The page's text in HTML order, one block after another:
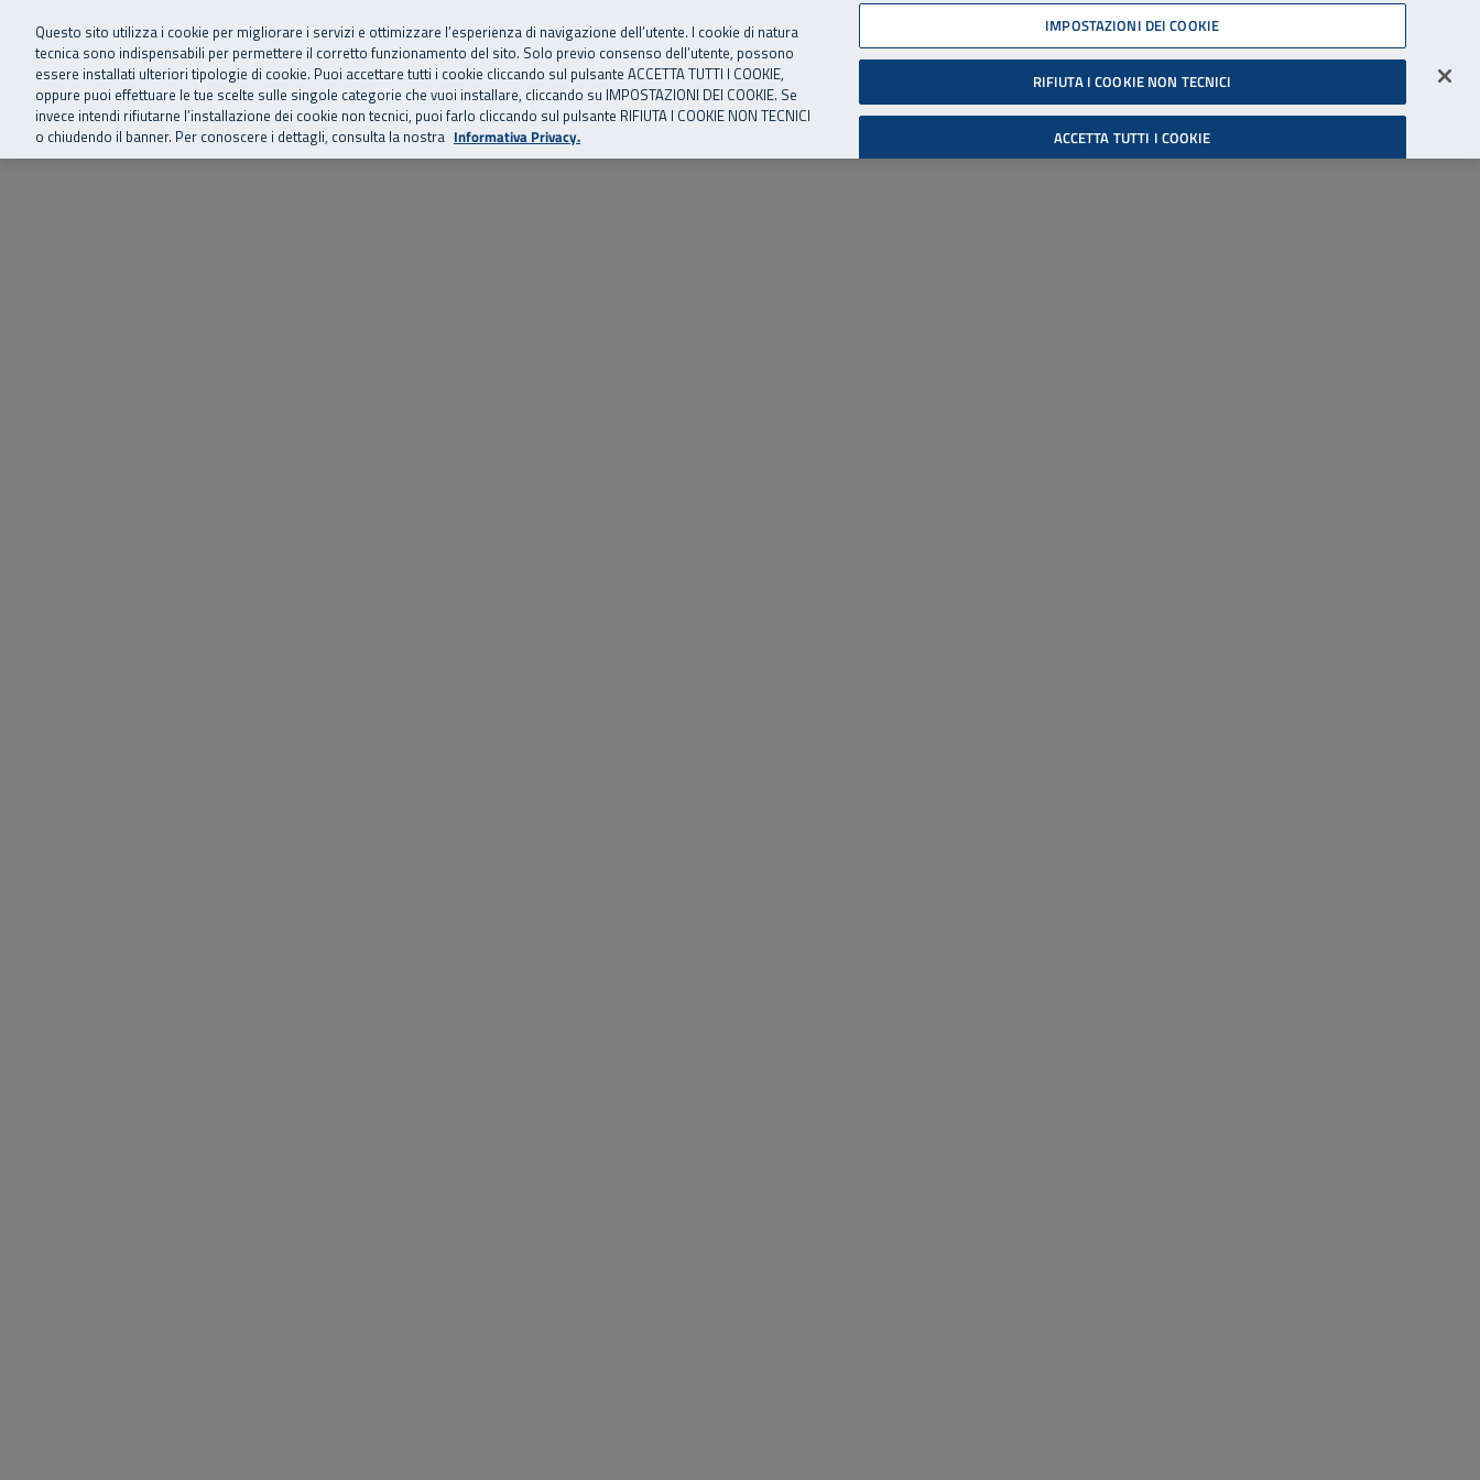
Vai al menu principale
Vai al contenuto principale
Vai al Footer 06 45539607
SuperAbile - il Contact Center Inail per il mondo della disabilità
Home Chi siamo Storie, news ed eventi Risorse utili Supporto Accessibilità
Cerca
Accedi all'area riservata
Questo sito utilizza i cookie per migliorare i servizi e ottimizzare l’esperienza di navigazione dell’utente. I cookie di natura
tecnica sono indispensabili per permettere il corretto funzionamento del sito. Solo previo consenso dell’utente, possono
essere installati ulteriori tipologie di cookie. Puoi accettare tutti i cookie cliccando sul pulsante ACCETTA TUTTI I COOKIE,
oppure puoi effettuare le tue scelte sulle singole categorie che vuoi installare, cliccando su IMPOSTAZIONI DEI COOKIE. Se
invece intendi rifiutarne l’installazione dei cookie non tecnici, puoi farlo cliccando sul pulsante RIFIUTA I COOKIE NON TECNICI
o chiudendo il banner. Per conoscere i dettagli, consulta la nostra Informativa Privacy.
IMPOSTAZIONI DEI COOKIE
RIFIUTA I COOKIE NON TECNICI
ACCETTA TUTTI I COOKIE